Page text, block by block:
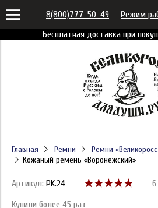
Бесплатная доставка при
8(800)777-50-49 Режим
Главная Ремни Ремни
Кожаный ремень «Воронежский»
Артикул: PK.24
Купили более 45 раз